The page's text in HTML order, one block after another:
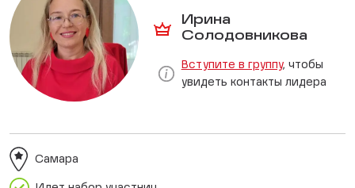
Ирина
Солодовникова
Вступите в группу, чтобы
увидеть контакты лидера
Самара